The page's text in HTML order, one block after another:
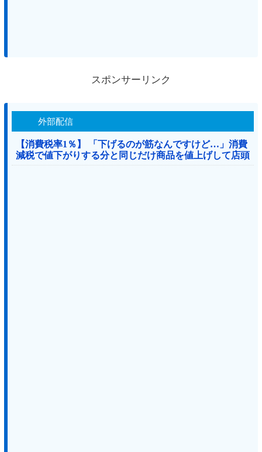
スポンサーリンク
外部配信
【消費税率1％】 「下げるのが筋なんですけど…」消費
減税で値下がりする分と同じだけ商品を値上げして店頭
価格を変えない店も